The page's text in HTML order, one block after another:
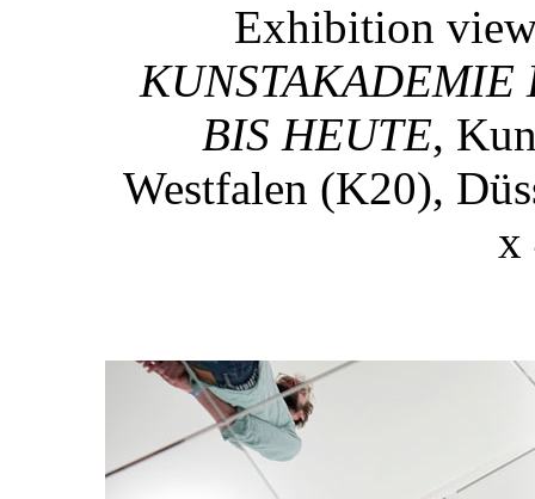
Exhibition
KUNSTAKADEMIE
BIS HEUTE,
Westfalen (K20),
x